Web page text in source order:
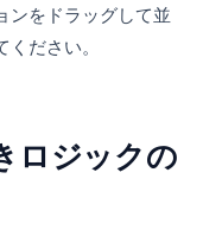
ンをドラッグして並
ださい。
ロジックの